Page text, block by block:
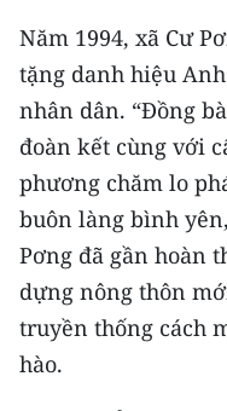
Năm 1994, xã Cư
tặng danh hiệu
nhân dân. “Đồng
đoàn kết cùng với
phương chăm lo
buôn làng bình
Pơng đã gần hoàn
dựng nông thôn
truyền thống cách
hào.